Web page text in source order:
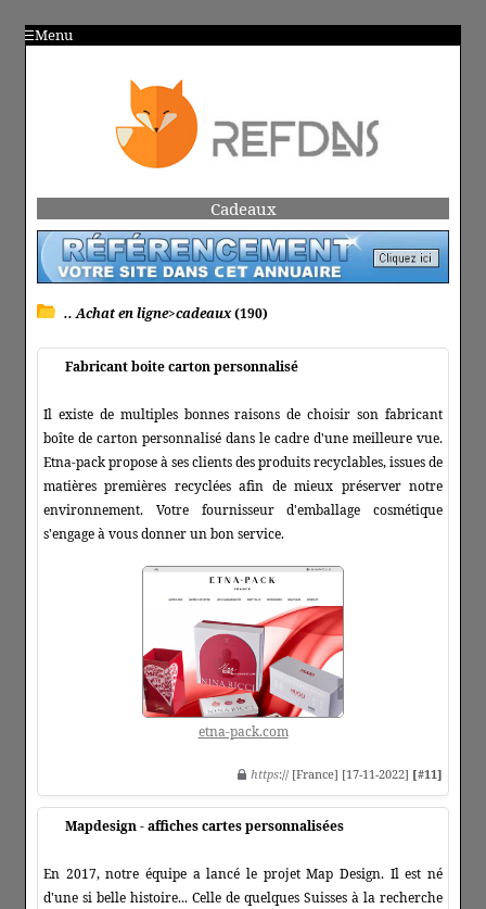
Menu
Cadeaux
.. Achat en ligne>cadeaux(190)
Fabricant boite carton personnalisé
Il existe de multiples bonnes raisons de choisir son fabricant
boîte de carton personnalisé dans le cadre d'une meilleure vue.
Etna-pack propose à ses clients des produits recyclables, issues de
matières premières recyclées afin de mieux préserver notre
environnement. Votre fournisseur d'emballage cosmétique
s'engage à vous donner un bon service.
etna-pack.com
https:// [France] [17-11-2022] [#11]
Mapdesign - affiches cartes personnalisées
En 2017, notre équipe a lancé le projet Map Design. Il est né
d'une si belle histoire... Celle de quelques Suisses à la recherche